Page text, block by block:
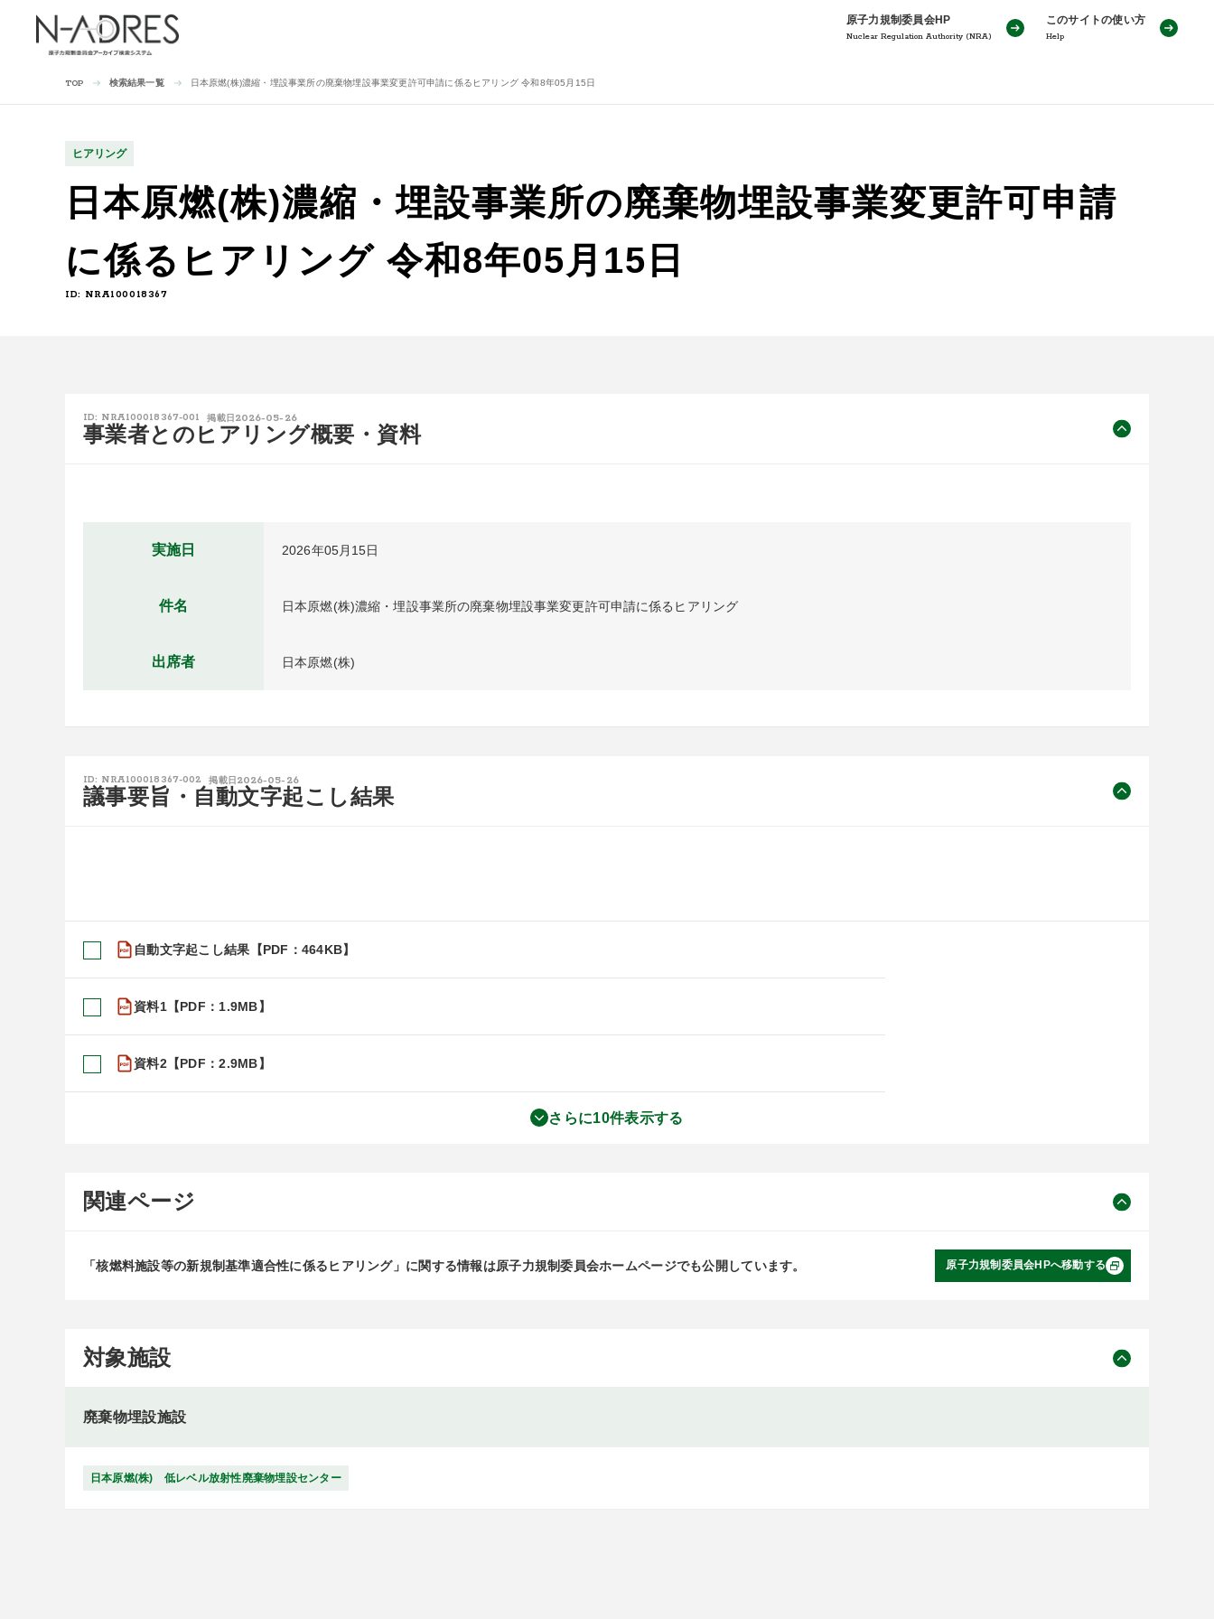
原子力規制委員会HP
Nuclear Regulation Authority (NRA)
このサイトの使い方
Help
TOP 検索結果一覧 日本原燃(株)濃縮・埋設事業所の廃棄物埋設事業変更許可申請に係るヒアリング 令和8年05月15日
ヒアリング
日本原燃(株)濃縮・埋設事業所の廃棄物埋設事業変更許可申請
に係るヒアリング 令和8年05月15日
ID: NRA100018367
ID: NRA100018367-001 掲載日 2026-05-26
事業者とのヒアリング概要・資料
実施日 2026年05月15日
件名 日本原燃(株)濃縮・埋設事業所の廃棄物埋設事業変更許可申請に係るヒアリング
出席者 日本原燃(株)
ID: NRA100018367-002 掲載日 2026-05-26
議事要旨・自動文字起こし結果
自動文字起こし結果【PDF：464KB】
資料1【PDF：1.9MB】
資料2【PDF：2.9MB】
さらに10件表示する
関連ページ
「核燃料施設等の新規制基準適合性に係るヒアリング」に関する情報は原子力規制委員会ホームページでも公開しています。 原子力規制委員会HPへ移動する
対象施設
廃棄物埋設施設
日本原燃(株) 低レベル放射性廃棄物埋設センター